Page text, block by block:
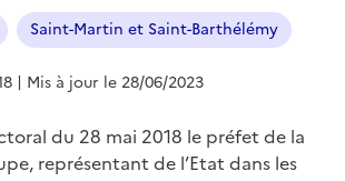
Saint-Martin et Saint-Barthélémy
| Mis à jour le 28/06/2023
du 28 mai 2018 le préfet de la
représentant de l’Etat dans les